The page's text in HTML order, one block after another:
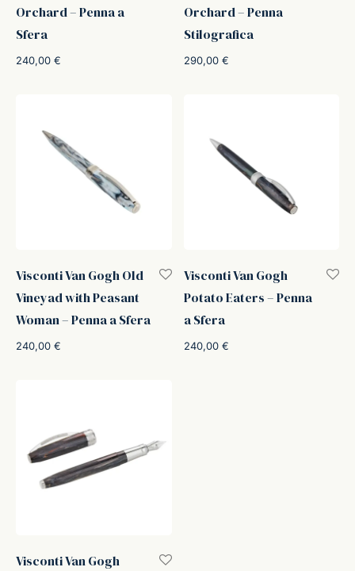
Orchard – Penna a
Sfera
240,00 €
Orchard – Penna
Stilografica
290,00 €
Visconti Van Gogh Old
Vineyad with Peasant
Woman – Penna a Sfera
240,00 €
Visconti Van Gogh
Potato Eaters – Penna
a Sfera
240,00 €
Visconti Van Gogh